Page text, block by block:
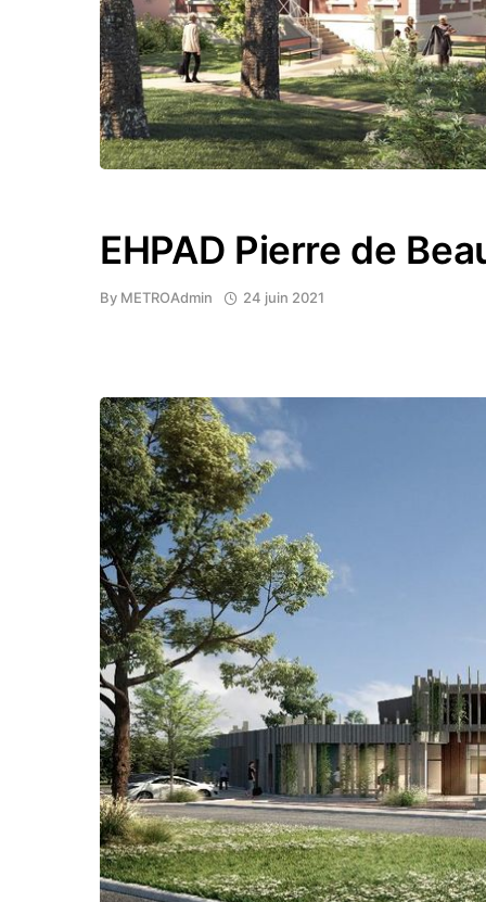
EHPAD Pierre de
By METROAdmin 24 juin 2021